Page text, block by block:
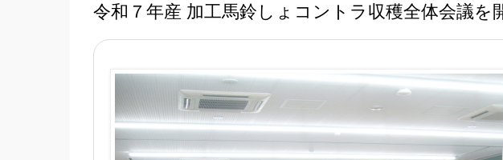
令和７年産 加工馬鈴しょコントラ収穫全体会議を